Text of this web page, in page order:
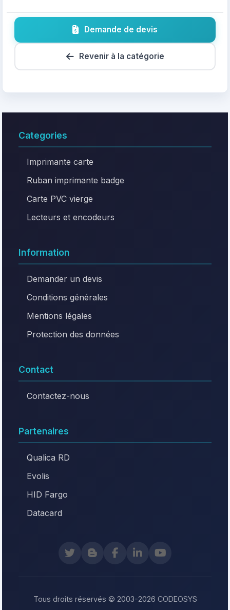
Demande de devis
Revenir à la catégorie
Categories
Imprimante carte
Ruban imprimante badge
Carte PVC vierge
Lecteurs et encodeurs
Information
Demander un devis
Conditions générales
Mentions légales
Protection des données
Contact
Contactez-nous
Partenaires
Qualica RD
Evolis
HID Fargo
Datacard
Tous droits réservés © 2003-2026 CODEOSYS